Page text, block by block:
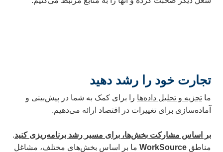
تجارت خود را رشد دهید
ما تجزیه و تحلیل داده‌ها را برای کمک به شما در پیش‌بینی و
آماده‌سازی برای تغییرات در اقتصاد ارائه می‌دهیم.
بر اساس مشارکت بخش‌ها، برای مسیر رشد برنامه‌ریزی کنید.
مناطق WorkSource ما بر اساس بخش‌های مختلف، مشاغل